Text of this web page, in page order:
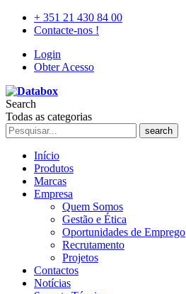
+ 351 21 430 84 00
Contacte-nos !
Login
Obter Acesso
Search
Todas as categorias
search
Início
Produtos
Marcas
Empresa
Quem Somos
Gestão e Ética
Oportunidades de Emprego
Recrutamento
Projetos
Contactos
Notícias